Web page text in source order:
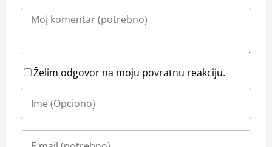
Želim odgovor na moju povratnu reakciju.